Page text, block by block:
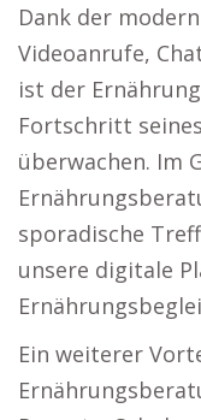
Dank der
Videoanrufe,
ist der
Fortschritt
überwachen. Im
sporadische
unsere digitale
Ein weiterer